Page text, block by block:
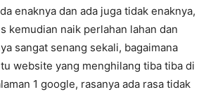
enaknya dan ada juga tidak enaknya,
kemudian naik perlahan lahan dan
sangat senang sekali, bagaimana
website yang menghilang tiba tiba di
1 google, rasanya ada rasa tidak